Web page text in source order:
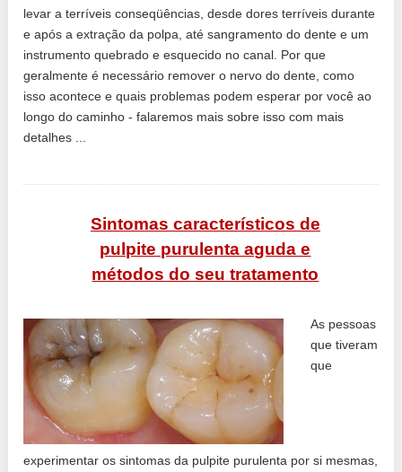
levar a terríveis conseqüências, desde dores terríveis durante
e após a extração da polpa, até sangramento do dente e um
instrumento quebrado e esquecido no canal. Por que
geralmente é necessário remover o nervo do dente, como
isso acontece e quais problemas podem esperar por você ao
longo do caminho - falaremos mais sobre isso com mais
detalhes ...
Sintomas característicos de
pulpite purulenta aguda e
métodos do seu tratamento
As pessoas
que tiveram
que
experimentar os sintomas da pulpite purulenta por si mesmas,